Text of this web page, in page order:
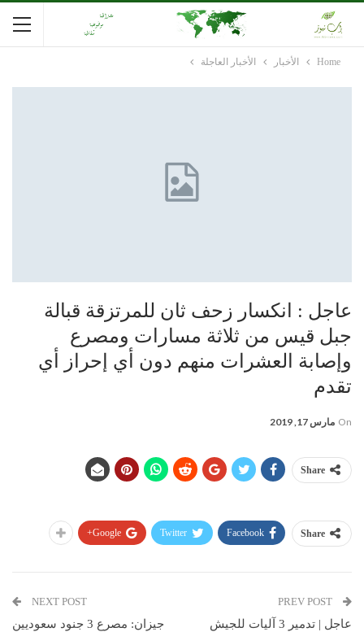
Home الأخبار الأخبار العاجلة
عاجل : انكسار زحف ثان للمرتزقة قبالة
جبل قيس من ثلاثة مسارات ومصرع
وإصابة العشرات منهم دون أي إحراز أي
تقدم
On مارس 17, 2019
Share
Share
Facebook
Twitter
Google+
عاجل | تدمير 3 آليات للجيش
NEXT POST
جيزان: مصرع 3 جنود سعوديين